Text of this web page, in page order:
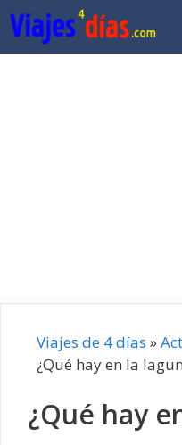
Saltar
al
contenido
Viajes de 4 días »
¿Qué hay en la
¿Qué hay